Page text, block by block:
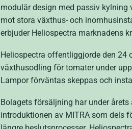
modulär design med passiv kylning
mot stora växthus- och
erbjuder Heliospectra marknadens
Heliospectra offentliggjorde den 24
växthusodling för tomater under
Lampor förväntas skeppas och
Bolagets försäljning har under
introduktionen av MITRA som dels